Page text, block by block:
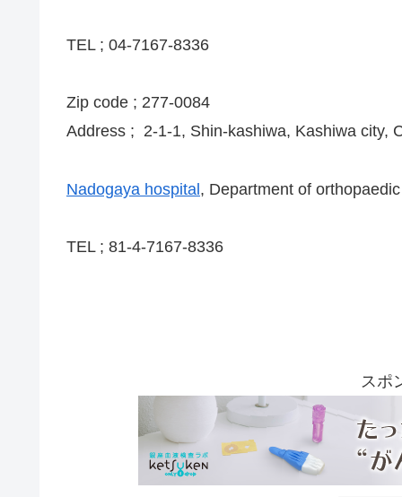
TEL ; 04-7167-8336
Zip code ; 277-0084
Address ; 2-1-1, Shin-kashiwa, Kashiwa city,
Nadogaya hospital, Department of
TEL ; 81-4-7167-8336
スポ